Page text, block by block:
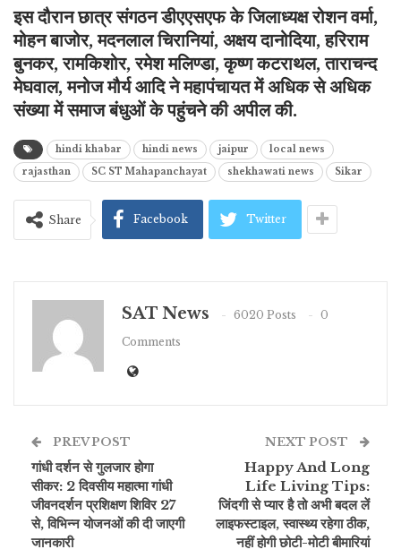
इस दौरान छात्र संगठन डीएएसएफ के जिलाध्यक्ष रोशन वर्मा,
मोहन बाजोर, मदनलाल चिरानियां, अक्षय दानोदिया, हरिराम
बुनकर, रामकिशोर, रमेश मलिण्डा, कृष्ण कटराथल, ताराचन्द
मेघवाल, मनोज मौर्य आदि ने महापंचायत में अधिक से अधिक
संख्या में समाज बंधुओं के पहुंचने की अपील की.
hindi khabar hindi news jaipur
local news
rajasthan
SC ST Mahapanchayat shekhawati news Sikar
Share Facebook Twitter
SAT News 6020 Posts
0
Comments
PREV POST
गांधी दर्शन से गुलजार होगा
सीकर: 2 दिवसीय महात्मा गांधी
जीवनदर्शन प्रशिक्षण शिविर 27
से, विभिन्न योजनओं की दी जाएगी
जानकारी
NEXT POST
Happy And Long
Life Living Tips:
जिंदगी से प्यार है तो अभी बदल लें
लाइफस्टाइल, स्वास्थ्य रहेगा ठीक,
नहीं होगी छोटी-मोटी बीमारियां